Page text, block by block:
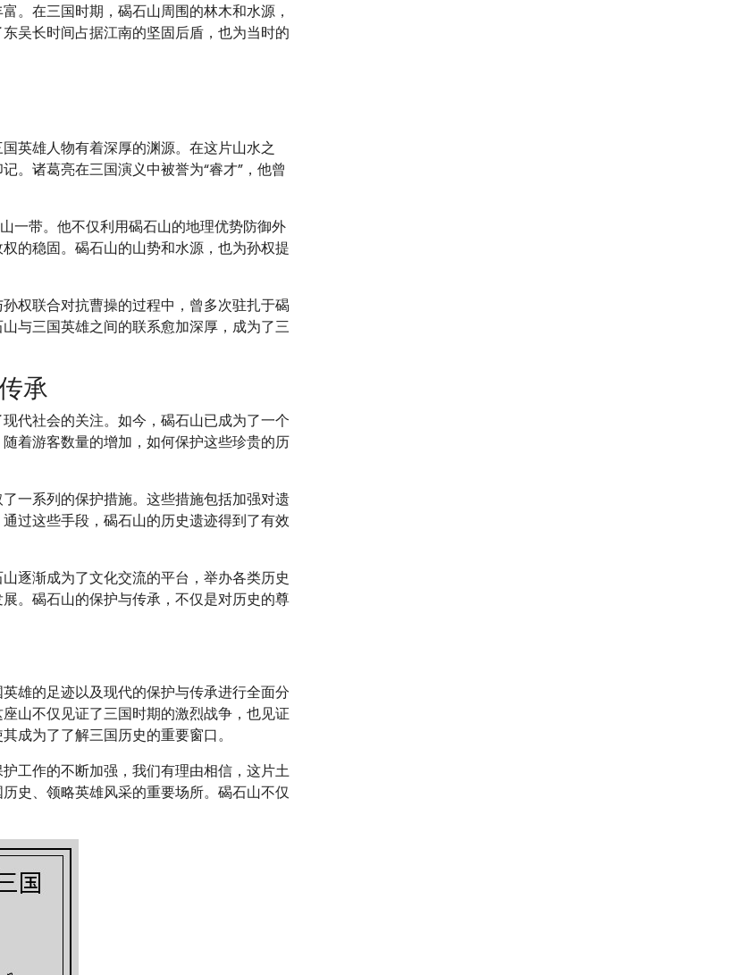
。在三国时期，碣石山周围的林木和水源，
吴长时间占据江南的坚固后盾，也为当时的
英雄人物有着深厚的渊源。在这片山水之
。诸葛亮在三国演义中被誉为“睿才”，他曾
一带。他不仅利用碣石山的地理优势防御外
的稳固。碣石山的山势和水源，也为孙权提
权联合对抗曹操的过程中，曾多次驻扎于碣
与三国英雄之间的联系愈加深厚，成为了三
承
代社会的关注。如今，碣石山已成为了一个
着游客数量的增加，如何保护这些珍贵的历
一系列的保护措施。这些措施包括加强对遗
过这些手段，碣石山的历史遗迹得到了有效
逐渐成为了文化交流的平台，举办各类历史
。碣石山的保护与传承，不仅是对历史的尊
雄的足迹以及现代的保护与传承进行全面分
山不仅见证了三国时期的激烈战争，也见证
成为了了解三国历史的重要窗口。
工作的不断加强，我们有理由相信，这片土
史、领略英雄风采的重要场所。碣石山不仅